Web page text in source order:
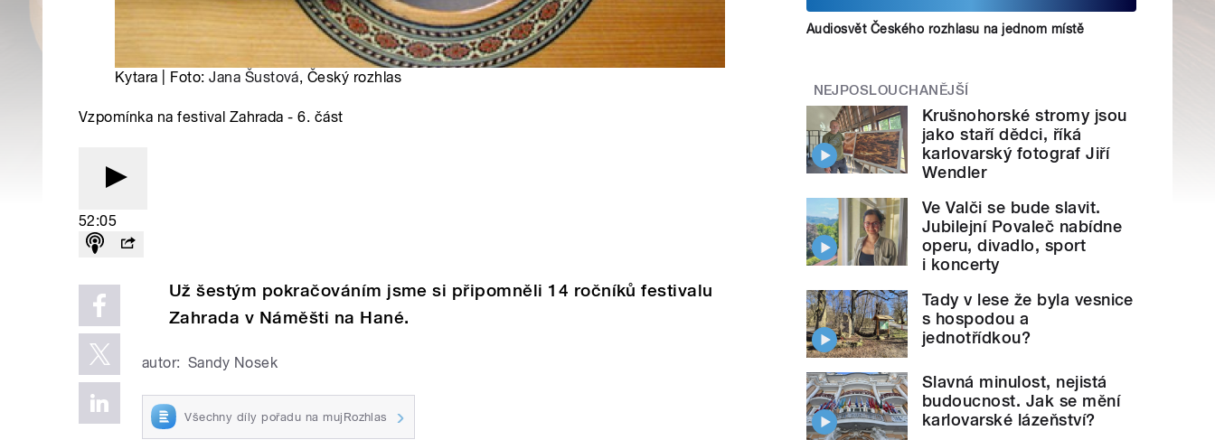
Kytara | Foto:Jana Šustová, Český rozhlas
Vzpomínka na festival Zahrada - 6. část
52:05
Už šestým pokračováním jsme si připomněli 14 ročníků festivalu
Zahrada v Náměšti na Hané.
autor: Sandy Nosek
Všechny díly pořadu na mujRozhlas
Audiosvět Českého rozhlasu na jednom místě
NEJPOSLOUCHANĚJŠÍ
Krušnohorské stromy jsou
jako staří dědci, říká
karlovarský fotograf Jiří
Wendler
Ve Valči se bude slavit.
Jubilejní Povaleč nabídne
operu, divadlo, sport
i koncerty
Tady v lese že byla vesnice
s hospodou a
jednotřídkou?
Slavná minulost, nejistá
budoucnost. Jak se mění
karlovarské lázeňství?